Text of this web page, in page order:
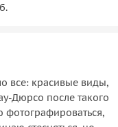
все: красивые виды,
Дюрсо после такого